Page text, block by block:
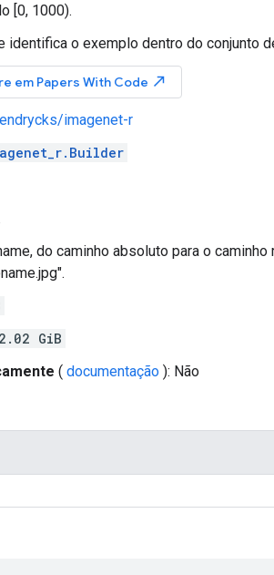
[0, 1000).
identifica o exemplo dentro do conjunto
em Papers With Code north_east
imagenet-r
do caminho absoluto para o
2.02 GiB
( documentação ): Não